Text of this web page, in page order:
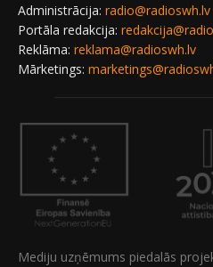
Administrācija: radio@radioswh.lv
Portāla redakcija:
Reklāma: reklama@radioswh.lv
Mārketings:
Mediju uzņēmums piedalās